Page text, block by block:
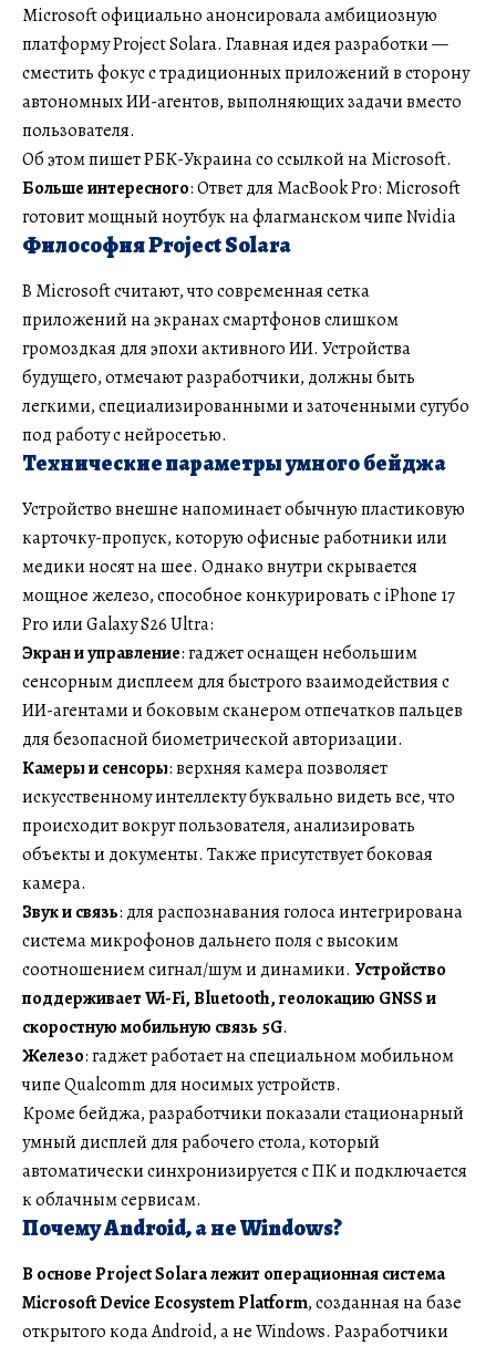
Microsoft официально анонсировала амбициозную
платформу Project Solara. Главная идея разработки —
сместить фокус с традиционных приложений в сторону
автономных ИИ-агентов, выполняющих задачи вместо
пользователя.
Об этом пишет РБК-Украина со ссылкой на Microsoft.
Больше интересного: Ответ для MacBook Pro: Microsoft
готовит мощный ноутбук на флагманском чипе Nvidia
Философия Project Solara
В Microsoft считают, что современная сетка
приложений на экранах смартфонов слишком
громоздкая для эпохи активного ИИ. Устройства
будущего, отмечают разработчики, должны быть
легкими, специализированными и заточенными сугубо
под работу с нейросетью.
Технические параметры умного бейджа
Устройство внешне напоминает обычную пластиковую
карточку-пропуск, которую офисные работники или
медики носят на шее. Однако внутри скрывается
мощное железо, способное конкурировать с iPhone 17
Pro или Galaxy S26 Ultra:
Экран и управление: гаджет оснащен небольшим
сенсорным дисплеем для быстрого взаимодействия с
ИИ-агентами и боковым сканером отпечатков пальцев
для безопасной биометрической авторизации.
Камеры и сенсоры: верхняя камера позволяет
искусственному интеллекту буквально видеть все, что
происходит вокруг пользователя, анализировать
объекты и документы. Также присутствует боковая
камера.
Звук и связь: для распознавания голоса интегрирована
система микрофонов дальнего поля с высоким
соотношением сигнал/шум и динамики. Устройство
поддерживает Wi-Fi, Bluetooth, геолокацию GNSS и
скоростную мобильную связь 5G.
Железо: гаджет работает на специальном мобильном
чипе Qualcomm для носимых устройств.
Кроме бейджа, разработчики показали стационарный
умный дисплей для рабочего стола, который
автоматически синхронизируется с ПК и подключается
к облачным сервисам.
Почему Android, а не Windows?
В основе Project Solara лежит операционная система
Microsoft Device Ecosystem Platform, созданная на базе
открытого кода Android, а не Windows. Разработчики